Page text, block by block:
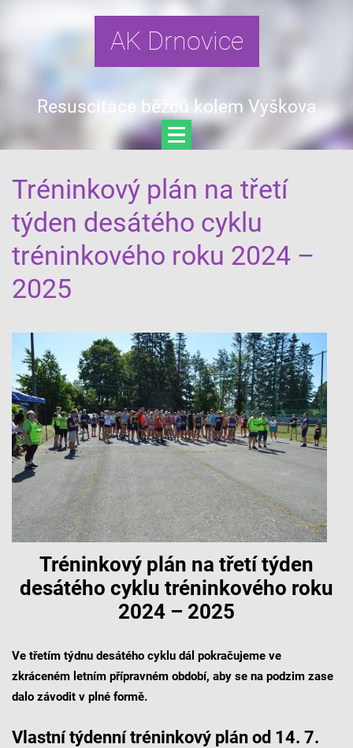
AK Drnovice
Resuscitace běžců kolem Vyškova
Tréninkový plán na třetí
týden desátého cyklu
tréninkového roku 2024 –
2025
Tréninkový plán na třetí týden
desátého cyklu tréninkového roku
2024 – 2025
Ve třetím týdnu desátého cyklu dál pokračujeme ve
zkráceném letním přípravném období, aby se na podzim zase
dalo závodit v plné formě.
Vlastní týdenní tréninkový plán od 14. 7.